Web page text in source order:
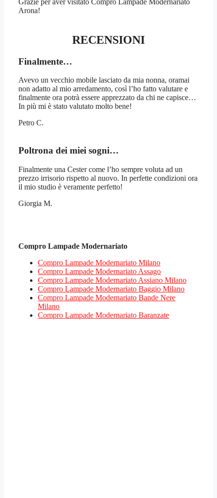
Arona!
RECENSIONI
Finalmente…
Avevo un vecchio mobile lasciato da mia nonna, oramai
non adatto al mio arredamento, così l’ho fatto valutare e
finalmente ora potrà essere apprezzato da chi ne capisce…
In più mi è stato valutato molto bene!
Petro C.
Poltrona dei miei sogni…
Finalmente una Cester come l’ho sempre voluta ad un
prezzo irrisorio rispetto al nuovo. In perfette condizioni ora
il mio studio è veramente perfetto!
Giorgia M.
Compro Lampade Modernariato
Compro Lampade Modernariato Milano
Compro Lampade Modernariato Assago
Compro Lampade Modernariato Assiano Milano
Compro Lampade Modernariato Baggio Milano
Compro Lampade Modernariato Bande Nere
Milano
Compro Lampade Modernariato Baranzate